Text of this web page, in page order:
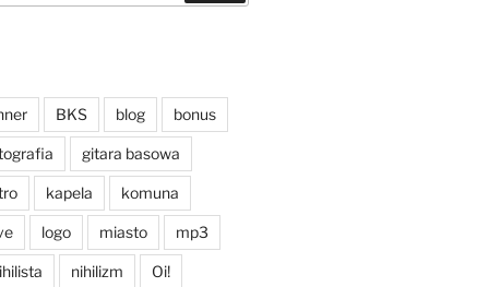
BKS blog bonus
gitara basowa
kapela komuna
logo miasto mp3
nihilizm Oi!